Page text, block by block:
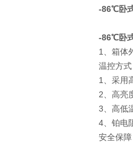
-86℃卧
-86℃卧
1、箱体
温控方
1、采用
2、高亮
3、高低
4、铂电
安全保